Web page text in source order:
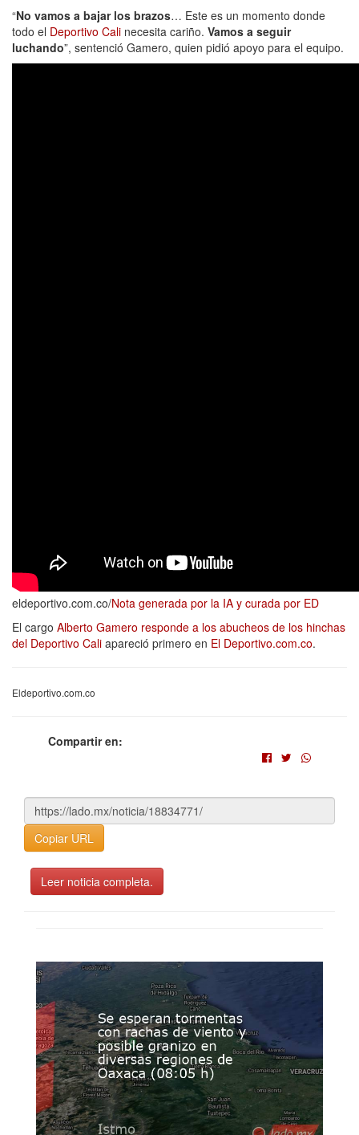
“No vamos a bajar los brazos… Este es un momento donde
todo el Deportivo Cali necesita cariño. Vamos a seguir
luchando”, sentenció Gamero, quien pidió apoyo para el equipo.
eldeportivo.com.co/Nota generada por la IA y curada por ED
El cargo Alberto Gamero responde a los abucheos de los hinchas
del Deportivo Cali apareció primero en El Deportivo.com.co.
Eldeportivo.com.co
Compartir en:
Copiar URL
Leer noticia completa.